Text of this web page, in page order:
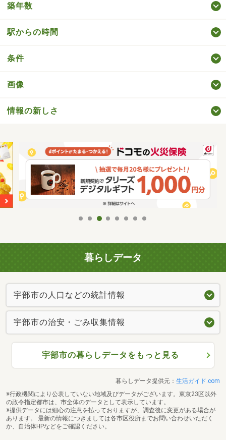
築年数
駅からの時間
条件
画像
情報の新しさ
暮らしデータ
宇部市の人口などの統計情報
宇部市の治安・ごみ収集情報
宇部市の暮らしデータをもっと見る
暮らしデータ提供元： 生活ガイド.com
※行政機関により公表していない地域及びデータがございます。東京23区以外
の政令指定都市は、市全体のデータとして表示しています。
※提供データには細心の注意を払っておりますが、調査後に変更がある場合が
あります。 最新の情報につきましては各市区役所までお問い合わせいただく
か、自治体HPなどをご確認ください。